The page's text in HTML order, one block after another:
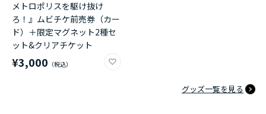
メトロポリスを駆け抜け
ろ！』ムビチケ前売券（カー
ド）＋限定マグネット2種セ
ット&クリアチケット
¥3,000
グッズ一覧を見る